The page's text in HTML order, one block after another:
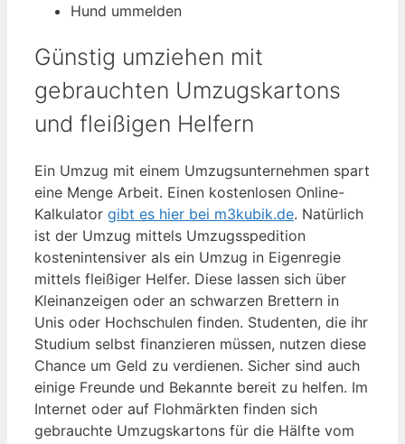
Hund ummelden
Günstig umziehen mit
gebrauchten Umzugskartons
und fleißigen Helfern
Ein Umzug mit einem Umzugsunternehmen spart
eine Menge Arbeit. Einen kostenlosen Online-
Kalkulator gibt es hier bei m3kubik.de. Natürlich
ist der Umzug mittels Umzugsspedition
kostenintensiver als ein Umzug in Eigenregie
mittels fleißiger Helfer. Diese lassen sich über
Kleinanzeigen oder an schwarzen Brettern in
Unis oder Hochschulen finden. Studenten, die ihr
Studium selbst finanzieren müssen, nutzen diese
Chance um Geld zu verdienen. Sicher sind auch
einige Freunde und Bekannte bereit zu helfen. Im
Internet oder auf Flohmärkten finden sich
gebrauchte Umzugskartons für die Hälfte vom